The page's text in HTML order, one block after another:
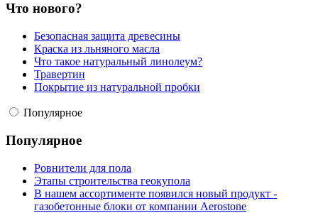
Что нового?
Безопасная защита древесины
Краска из льняного масла
Что такое натуральный линолеум?
Травертин
Покрытие из натуральной пробки
Популярное
Популярное
Ровнители для пола
Этапы строительства геокупола
В нашем ассортименте появился новый продукт -
газобетонные блоки от компании Aerostone